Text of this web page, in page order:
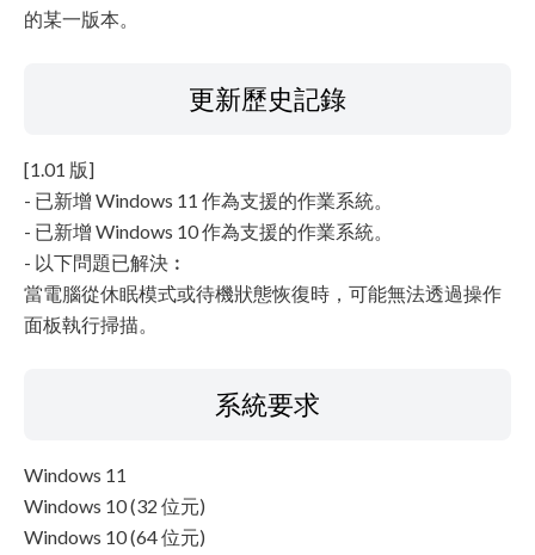
的某一版本。
更新歷史記錄
[1.01 版]
- 已新增 Windows 11 作為支援的作業系統。
- 已新增 Windows 10 作為支援的作業系統。
- 以下問題已解決︰
當電腦從休眠模式或待機狀態恢復時，可能無法透過操作
面板執行掃描。
系統要求
Windows 11
Windows 10 (32 位元)
Windows 10 (64 位元)